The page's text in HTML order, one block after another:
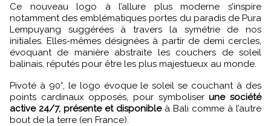
Ce nouveau logo à l’allure plus moderne s’inspire
notamment des emblématiques portes du paradis de Pura
Lempuyang suggérées à travers la symétrie de nos
initiales. Elles-mêmes désignées à partir de demi cercles,
évoquant de manière abstraite les couchers de soleil
balinais, réputés pour être les plus majestueux au monde.
Pivoté à 90°, le logo évoque le soleil se couchant à des
points cardinaux opposés, pour symboliserune société
active 24/7, présente et disponibleà Bali comme à l’autre
bout de la terre (en France).